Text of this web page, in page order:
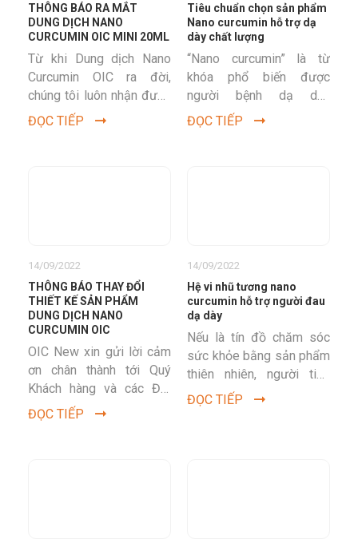
THÔNG BÁO RA MẮT
DUNG DỊCH NANO
CURCUMIN OIC MINI 20ML
Từ khi Dung dịch Nano
Curcumin OIC ra đời,
chúng tôi luôn nhận được
sự ủng hộ nhiệt tình và
phản hồi rất tốt từ...
ĐỌC TIẾP
Tiêu chuẩn chọn sản phẩm
Nano curcumin hỗ trợ dạ
dày chất lượng
“Nano curcumin” là từ
khóa phổ biến được
người bệnh dạ dày
thường xuyên tìm kiếm,
nhưng tiêu chuẩn nano
ĐỌC TIẾP
14/09/2022
THÔNG BÁO THAY ĐỔI
THIẾT KẾ SẢN PHẨM
DUNG DỊCH NANO
CURCUMIN OIC
OIC New xin gửi lời cảm
ơn chân thành tới Quý
Khách hàng và các Đối
tác đã tín nhiệm sản
phẩm Dung dịch Nano...
ĐỌC TIẾP
14/09/2022
Hệ vi nhũ tương nano
curcumin hỗ trợ người đau
dạ dày
Nếu là tín đồ chăm sóc
sức khỏe bằng sản phẩm
thiên nhiên, người tiêu
dùng không thể không
biết đến sản phẩm hỗ
ĐỌC TIẾP